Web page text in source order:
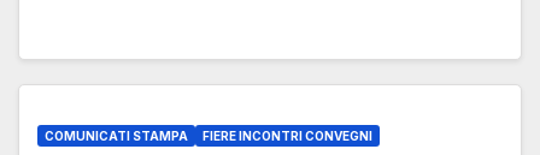
COMUNICATI STAMPA FIERE INCONTRI CONVEGNI